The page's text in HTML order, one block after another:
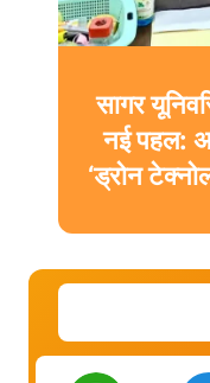
सागर
नई पहल:
‘ड्रोन